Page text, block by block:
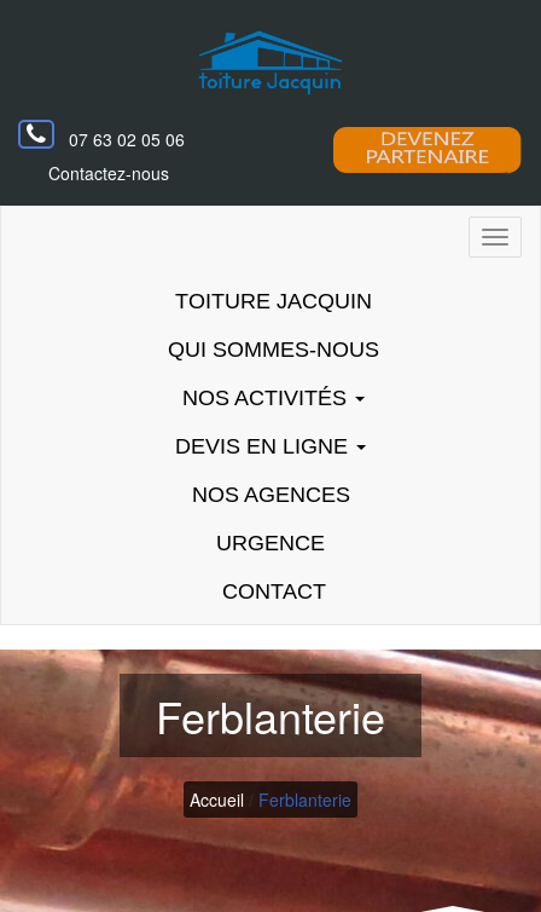
07 63 02 05 06
Contactez-nous
TOITURE JACQUIN
QUI SOMMES-NOUS
NOS ACTIVITÉS
DEVIS EN LIGNE
NOS AGENCES
URGENCE
CONTACT
Ferblanterie
Accueil / Ferblanterie